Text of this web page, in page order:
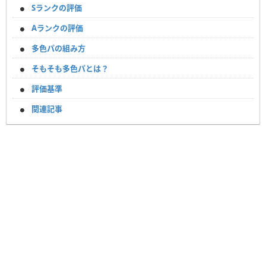
Sランクの評価
Aランクの評価
多色パの組み方
そもそも多色パとは？
評価基準
関連記事